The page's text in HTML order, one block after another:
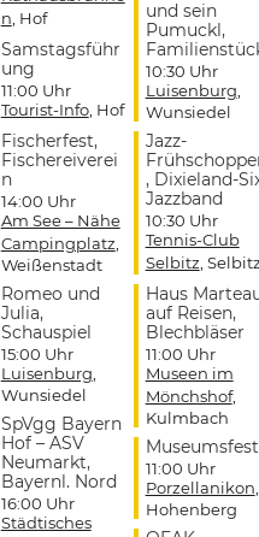
n , Hof
Samstagsführ
ung
11:00 Uhr
Tourist-Info, Hof
Fischerfest,
Fischereiverei
n
14:00 Uhr
Am See – Nähe
Campingplatz
Weißenstadt
Romeo und
Julia,
Schauspiel
15:00 Uhr
Luisenburg
Wunsiedel
SpVgg Bayern
Hof – ASV
Neumarkt,
Bayernl. Nord
16:00 Uhr
Städtisches
und sein
Pumuckl,
10:30 Uhr
Luisenburg
Wunsiedel
Jazz-
, Dixieland-
Jazzband
10:30 Uhr
Tennis-Club
Selbitz ,
Haus
auf Reisen,
Blechbläser
11:00 Uhr
Museen im
Mönchshof,
Kulmbach
Museumsfest
11:00 Uhr
Porzellanikon
Hohenberg